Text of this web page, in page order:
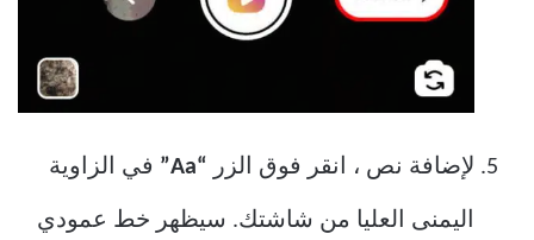
لإضافة نص ، انقر فوق الزر “Aa” في الزاوية
اليمنى العليا من شاشتك. سيظهر خط عمودي